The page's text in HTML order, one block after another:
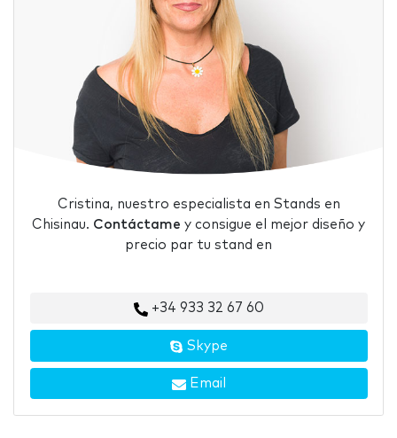
Cristina, nuestro especialista en Stands en
Chisinau. Contáctame y consigue el mejor diseño y
precio par tu stand en
+34 933 32 67 60
Skype
Email